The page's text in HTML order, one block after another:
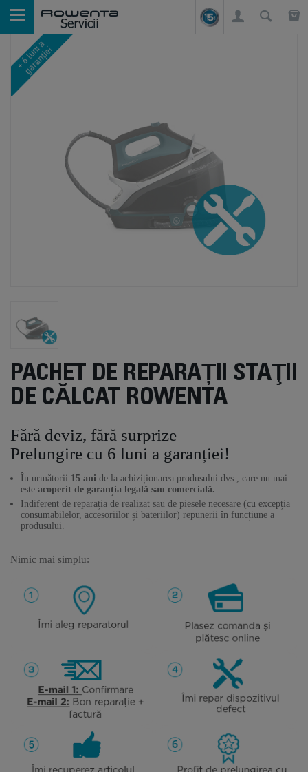
PACHET DE REPARAȚII STAŢII
DE CĂLCAT ROWENTA
Fără deviz, fără surprize
Prelungire cu 6 luni a garanției!
În următorii 15 ani de la achiziționarea produsului dvs., care nu mai
este acoperit de garanția legală sau comercială.
Indiferent de reparația de realizat sau de piesele necesare (cu excepția
consumabilelor, accesoriilor și bateriilor) repunerii în funcțiune a
produsului.
Nimic mai simplu: